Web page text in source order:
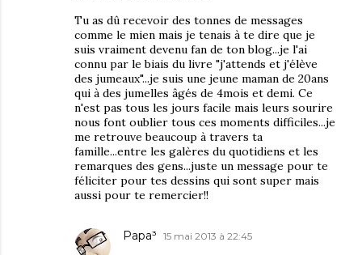
Tu as dû recevoir des tonnes de messages
comme le mien mais je tenais à te dire que je
suis vraiment devenu fan de ton blog...je l'ai
connu par le biais du livre "j'attends et j'élève
des jumeaux"...je suis une jeune maman de 20ans
qui à des jumelles âgés de 4mois et demi. Ce
n'est pas tous les jours facile mais leurs sourire
nous font oublier tous ces moments difficiles...je
me retrouve beaucoup à travers ta
famille...entre les galères du quotidiens et les
remarques des gens...juste un message pour te
féliciter pour tes dessins qui sont super mais
aussi pour te remercier!!
Papa³ 15 mai 2013 à 22:45